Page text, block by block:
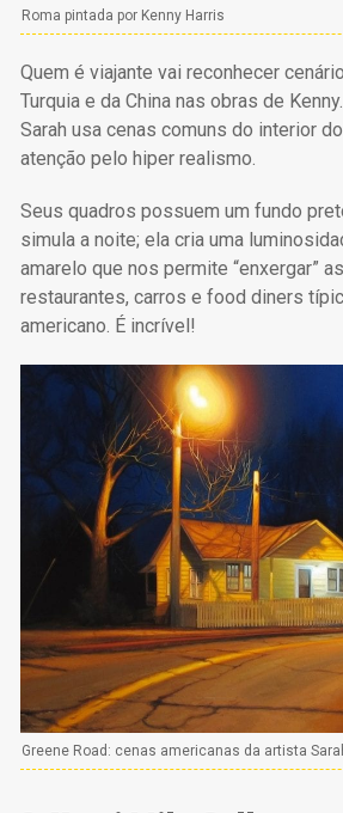
Roma pintada por Kenny Harris
Quem é viajante vai reconhecer
Turquia e da China nas obras de
Sarah usa cenas comuns do interior
atenção pelo hiper realismo.
Seus quadros possuem um fundo
simula a noite; ela cria uma
amarelo que nos permite “enxergar”
restaurantes, carros e food diners
americano. É incrível!
Greene Road: cenas americanas da artista